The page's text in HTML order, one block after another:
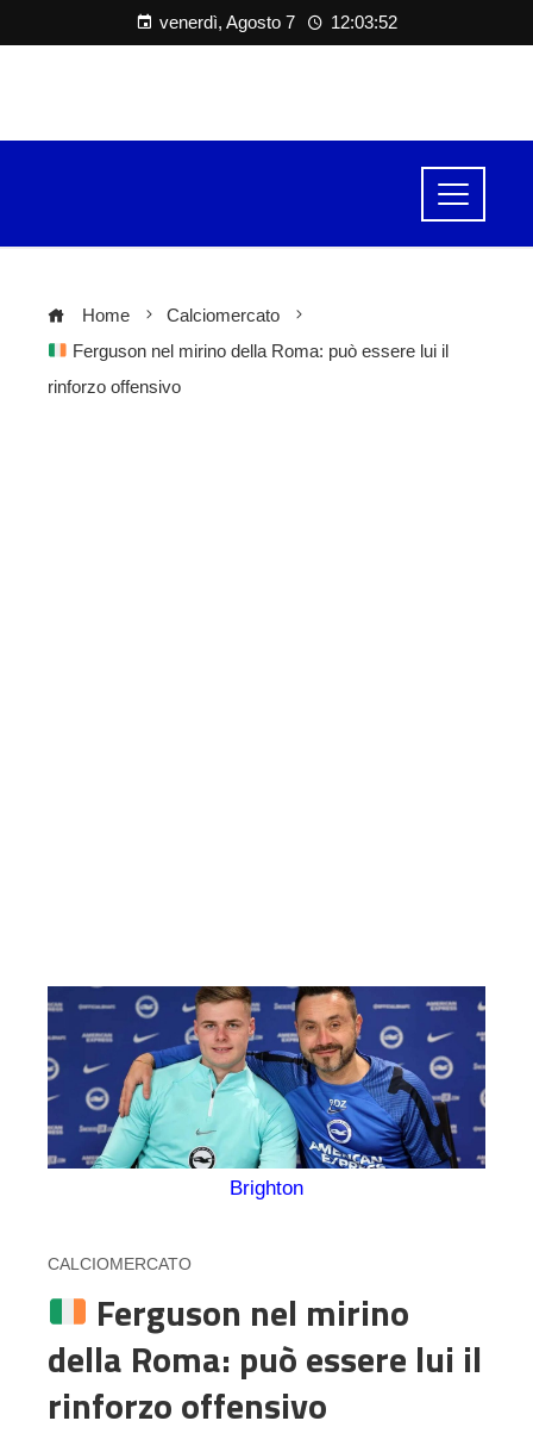
venerdì, Agosto 7 12:03:52
Home
Calciomercato
Ferguson nel mirino della Roma: può essere lui il
rinforzo offensivo
Brighton
CALCIOMERCATO
Ferguson nel mirino
della Roma: può essere lui il
rinforzo offensivo